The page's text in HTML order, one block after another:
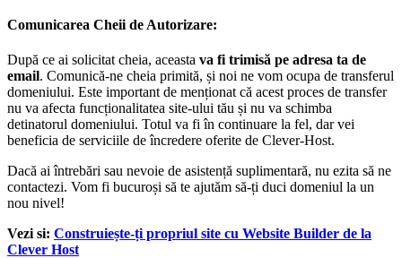
Comunicarea Cheii de Autorizare:
După ce ai solicitat cheia, aceasta va fi trimisă pe adresa ta de
email. Comunică-ne cheia primită, și noi ne vom ocupa de transferul
domeniului. Este important de menționat că acest proces de transfer
nu va afecta funcționalitatea site-ului tău și nu va schimba
detinatorul domeniului. Totul va fi în continuare la fel, dar vei
beneficia de serviciile de încredere oferite de Clever-Host.
Dacă ai întrebări sau nevoie de asistență suplimentară, nu ezita să ne
contactezi. Vom fi bucuroși să te ajutăm să-ți duci domeniul la un
nou nivel!
Vezi si: Construiește-ți propriul site cu Website Builder de la
Clever Host